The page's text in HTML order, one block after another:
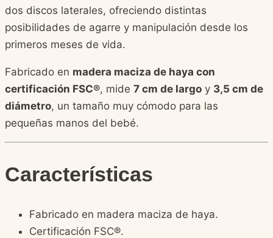
dos discos laterales, ofreciendo distintas
posibilidades de agarre y manipulación desde los
primeros meses de vida.
Fabricado en madera maciza de haya con
certificación FSC®, mide 7 cm de largo y 3,5 cm de
diámetro, un tamaño muy cómodo para las
pequeñas manos del bebé.
Características
Fabricado en madera maciza de haya.
Certificación FSC®.